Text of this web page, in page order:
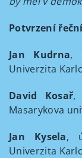
Potvrzení
Jan Kudrna,
Univerzita
David Kosař,
Masarykova
Jan Kysela,
Univerzita